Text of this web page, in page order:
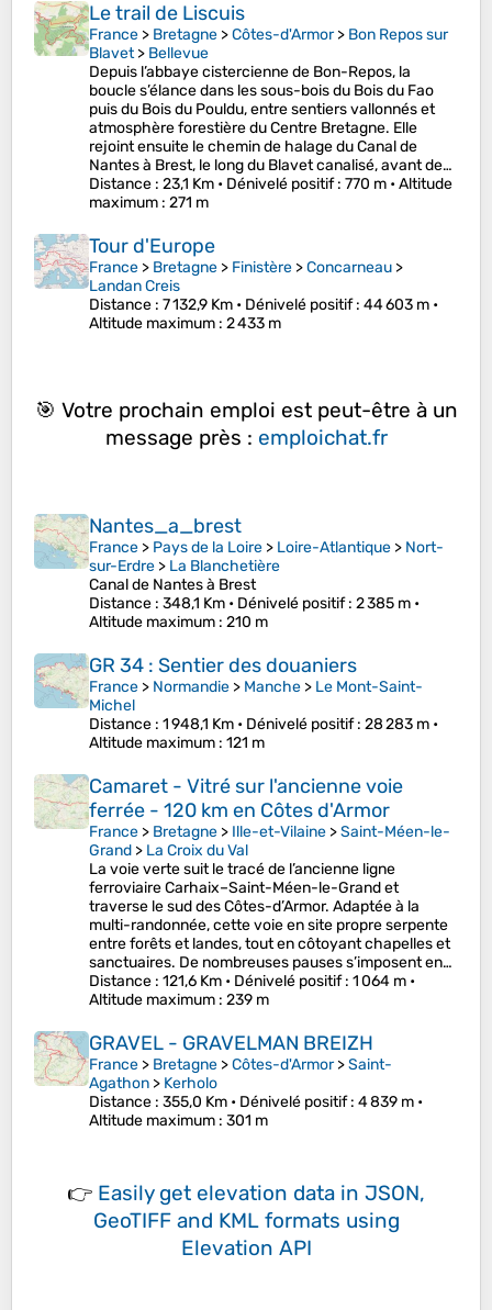
Le trail de Liscuis
France > Bretagne >Côtes-d'Armor> Bon Repos sur
Blavet> Bellevue
Depuis l’abbaye cistercienne de Bon-Repos, la
boucle s’élance dans les sous-bois du Bois du Fao
puis du Bois du Pouldu, entre sentiers vallonnés et
atmosphère forestière du Centre Bretagne. Elle
rejoint ensuite le chemin de halage du Canal de
Nantes à Brest, le long du Blavet canalisé, avant de…
Distance : 23,1 Km • Dénivelé positif: 770 m •Altitude
maximum : 271 m
Tour d'Europe
France > Bretagne > Finistère >Concarneau >
Landan Creis
Distance : 7 132,9 Km • Dénivelé positif: 44 603 m •
Altitude maximum : 2 433 m
🎯 Votre prochain emploi est peut-être à un
message près : emploichat.fr
Nantes_a_brest
France > Pays de la Loire > Loire-Atlantique > Nort-
sur-Erdre > La Blanchetière
Canal de Nantes à Brest
Distance : 348,1 Km • Dénivelé positif: 2 385 m •
Altitude maximum : 210 m
GR 34 : Sentier des douaniers
France > Normandie > Manche > Le Mont-Saint-
Michel
Distance : 1 948,1 Km • Dénivelé positif: 28 283 m •
Altitude maximum : 121 m
Camaret - Vitré sur l'ancienne voie
ferrée - 120 km en Côtes d'Armor
France > Bretagne > Ille-et-Vilaine >Saint-Méen-le-
Grand > La Croix du Val
La voie verte suit le tracé de l’ancienne ligne
ferroviaire Carhaix–Saint-Méen-le-Grand et
traverse le sud des Côtes-d’Armor. Adaptée à la
multi-randonnée, cette voie en site propre serpente
entre forêts et landes, tout en côtoyant chapelles et
sanctuaires. De nombreuses pauses s’imposent en…
Distance : 121,6 Km • Dénivelé positif: 1 064 m •
Altitude maximum : 239 m
GRAVEL - GRAVELMAN BREIZH
France > Bretagne >Côtes-d'Armor>Saint-
Agathon > Kerholo
Distance : 355,0 Km • Dénivelé positif: 4 839 m •
Altitude maximum : 301 m
👉 Easily get elevation data in JSON,
GeoTIFF and KML formats using
Elevation API